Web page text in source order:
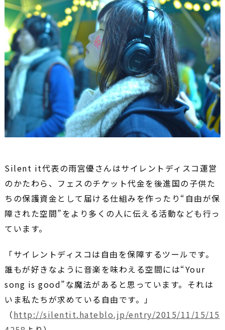
Silent it代表の雨宮優さんはサイレントディスコ運営
のかたわら、フェスのチケット代金を後進国の子供た
ちの保護資金として届ける仕組みを作ったり“自由が保
障された空間”をより多くの人に伝える活動なども行っ
ています。
「サイレントディスコは自由を保障するツールです。
誰もが好きなように音楽を味わえる空間には“Your
song is good”な魔法があると思っています。それは
いま私たちが求めている自由です。」
（http://silentit.hateblo.jp/entry/2015/11/15/15